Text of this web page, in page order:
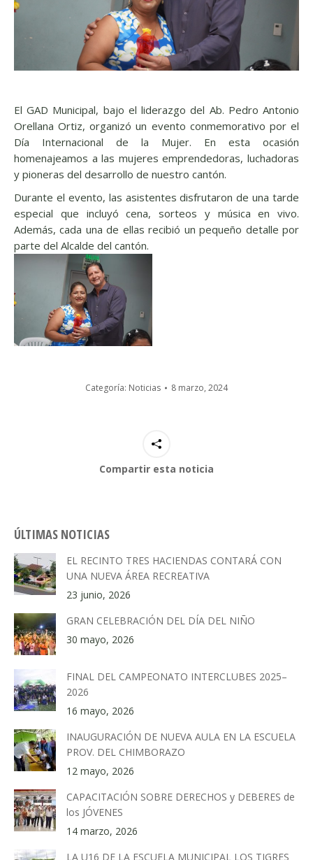
El GAD Municipal, bajo el liderazgo del Ab. Pedro Antonio
Orellana Ortiz, organizó un evento conmemorativo por el
Día Internacional de la Mujer. En esta ocasión
homenajeamos a las mujeres emprendedoras, luchadoras
y pioneras del desarrollo de nuestro cantón.
Durante el evento, las asistentes disfrutaron de una tarde
especial que incluyó cena, sorteos y música en vivo.
Además, cada una de ellas recibió un pequeño detalle por
parte del Alcalde del cantón.
Categoría: Noticias 8 marzo, 2024
Compartir esta noticia
ÚLTIMAS NOTICIAS
EL RECINTO TRES HACIENDAS CONTARÁ CON
UNA NUEVA ÁREA RECREATIVA
23 junio, 2026
GRAN CELEBRACIÓN DEL DÍA DEL NIÑO
30 mayo, 2026
FINAL DEL CAMPEONATO INTERCLUBES 2025–
2026
16 mayo, 2026
INAUGURACIÓN DE NUEVA AULA EN LA ESCUELA
PROV. DEL CHIMBORAZO
12 mayo, 2026
CAPACITACIÓN SOBRE DERECHOS y DEBERES de
los JÓVENES
14 marzo, 2026
LA U16 DE LA ESCUELA MUNICIPAL LOS TIGRES